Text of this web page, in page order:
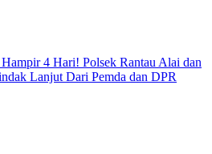
4 Hari! Polsek Rantau Alai dan
Lanjut Dari Pemda dan DPR